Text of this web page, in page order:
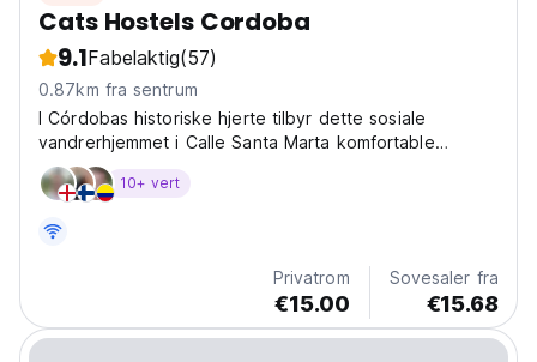
Cats Hostels Cordoba
9.1Fabelaktig(57)
0.87km fra sentrum
I Córdobas historiske hjerte tilbyr dette sosiale
vandrerhjemmet i Calle Santa Marta komfortable
fellesområder. Utforsk byens kultur og topp
severdigheter fra vår førsteklasses beliggenhet. (Auto-
10+ vert
Privatrom
€15.00
Sovesaler fra
€15.68